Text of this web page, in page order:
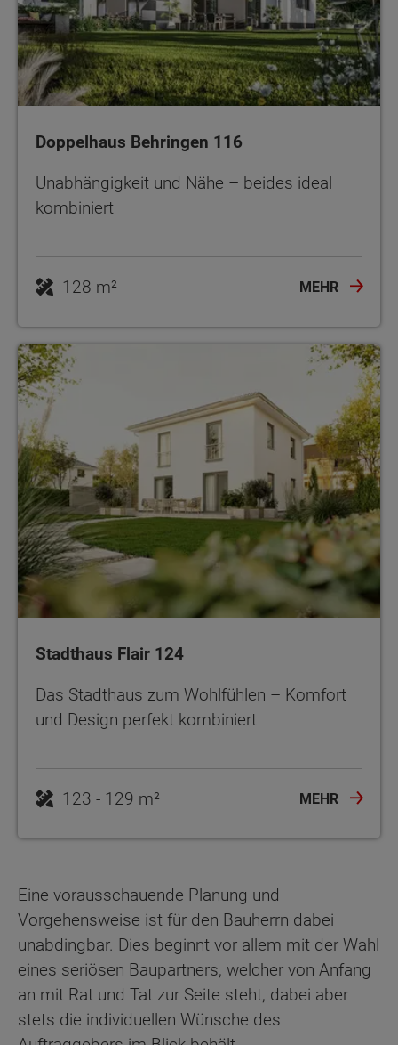
Doppelhaus Behringen 116
Unabhängigkeit und Nähe – beides ideal
kombiniert
128 m² MEHR
Stadthaus Flair 124
Das Stadthaus zum Wohlfühlen – Komfort
und Design perfekt kombiniert
123 - 129 m² MEHR
Eine vorausschauende Planung und
Vorgehensweise ist für den Bauherrn dabei
unabdingbar. Dies beginnt vor allem mit der Wahl
eines seriösen Baupartners, welcher von Anfang
an mit Rat und Tat zur Seite steht, dabei aber
stets die individuellen Wünsche des